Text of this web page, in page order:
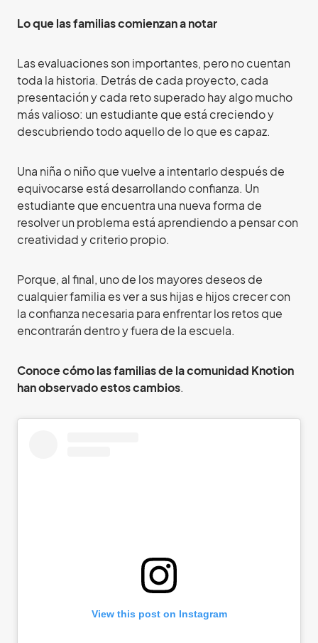
Lo que las familias comienzan a notar
Las evaluaciones son importantes, pero no cuentan
toda la historia. Detrás de cada proyecto, cada
presentación y cada reto superado hay algo mucho
más valioso: un estudiante que está creciendo y
descubriendo todo aquello de lo que es capaz.
Una niña o niño que vuelve a intentarlo después de
equivocarse está desarrollando confianza. Un
estudiante que encuentra una nueva forma de
resolver un problema está aprendiendo a pensar con
creatividad y criterio propio.
Porque, al final, uno de los mayores deseos de
cualquier familia es ver a sus hijas e hijos crecer con
la confianza necesaria para enfrentar los retos que
encontrarán dentro y fuera de la escuela.
Conoce cómo las familias de la comunidad Knotion
han observado estos cambios.
View this post on Instagram